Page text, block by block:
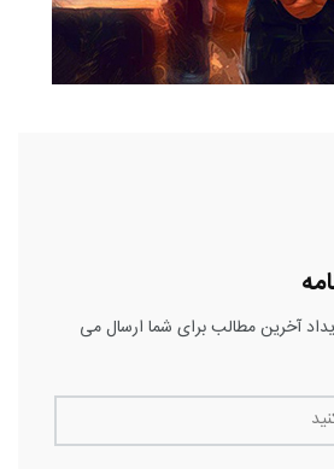
آخرین مطالب برای شما ارسال می